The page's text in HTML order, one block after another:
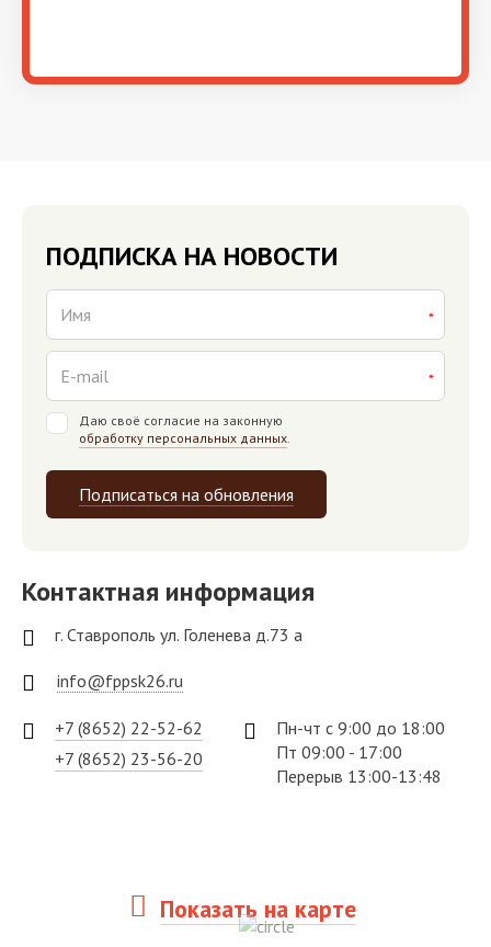
ПОДПИСКА НА НОВОСТИ
Даю своё согласие на законную
обработку персональных данных.
Подписаться на обновления
Контактная информация
г. Ставрополь ул. Голенева д.73 а
info@fppsk26.ru
+7 (8652) 22-52-62
+7 (8652) 23-56-20
Пн-чт с 9:00 до 18:00
Пт 09:00 - 17:00
Перерыв 13:00-13:48
Показать на карте